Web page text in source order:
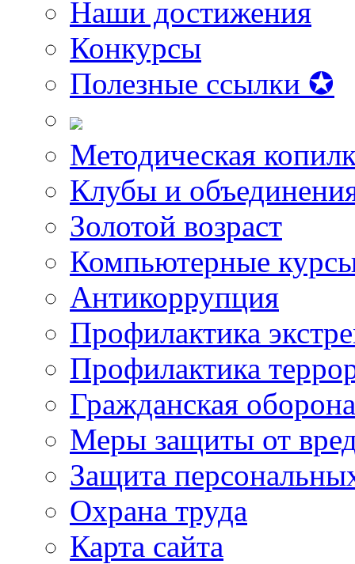
Наши достижения
Конкурсы
Полезные ссылки ✪
Методическая
Клубы и
Золотой возраст
Компьютерные
Антикоррупция
Профилактика
Профилактика
Гражданская оборона
Меры защиты от
Защита
Охрана труда
Карта сайта